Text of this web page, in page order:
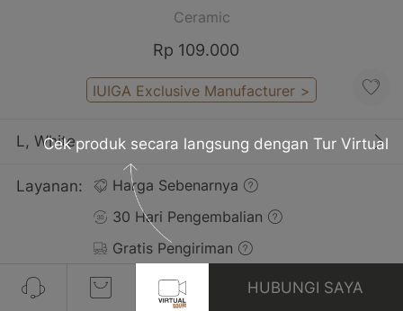
Ceramic
Rp 109.000
IUIGA Exclusive Manufacturer >
L, White
Layanan:
Harga Sebenarnya
30 Hari Pengembalian
Gratis Pengiriman
Ulasan(6)
HUBUNGI SAYA
Cek produk secara langsung dengan Tur Virtual